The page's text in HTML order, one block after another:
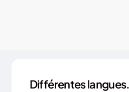
Différentes langues.